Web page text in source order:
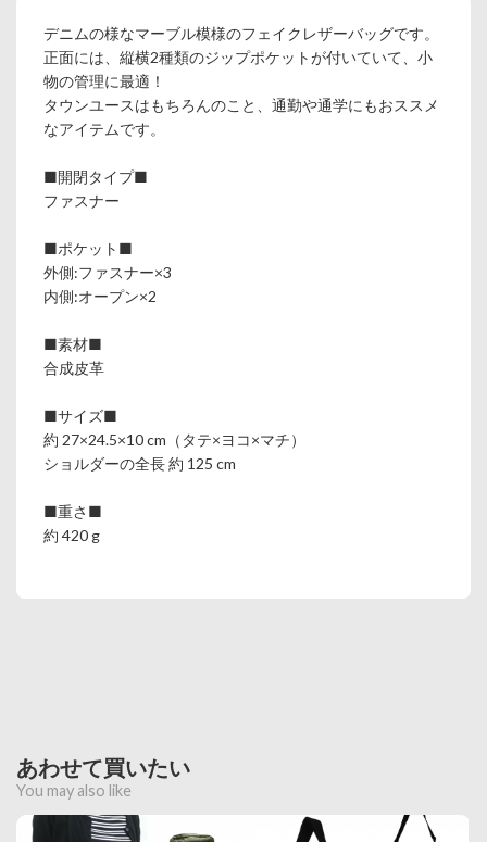
デニムの様なマーブル模様のフェイクレザーバッグです。
正面には、縦横2種類のジップポケットが付いていて、小
物の管理に最適！
タウンユースはもちろんのこと、通勤や通学にもおススメ
なアイテムです。
■開閉タイプ■
ファスナー
■ポケット■
外側:ファスナー×3
内側:オープン×2
■素材■
合成皮革
■サイズ■
約 27×24.5×10 cm（タテ×ヨコ×マチ）
ショルダーの全長 約 125 cm
■重さ■
約 420 g
あわせて買いたい
You may also like